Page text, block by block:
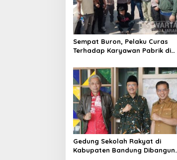
Sempat Buron, Pelaku Curas
Terhadap Karyawan Pabrik di
Polisi
Gedung Sekolah Rakyat di
Kabupaten Bandung Dibangun